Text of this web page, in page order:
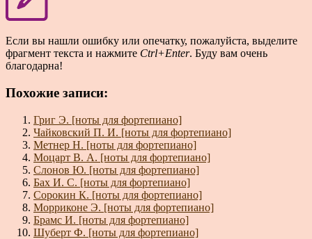
Если вы нашли ошибку или опечатку, пожалуйста, выделите
фрагмент текста и нажмите Ctrl+Enter. Буду вам очень
благодарна!
Похожие записи:
Григ Э. [ноты для фортепиано]
Чайковский П. И. [ноты для фортепиано]
Метнер Н. [ноты для фортепиано]
Моцарт В. А. [ноты для фортепиано]
Слонов Ю. [ноты для фортепиано]
Бах И. С. [ноты для фортепиано]
Сорокин К. [ноты для фортепиано]
Морриконе Э. [ноты для фортепиано]
Брамс И. [ноты для фортепиано]
Шуберт Ф. [ноты для фортепиано]